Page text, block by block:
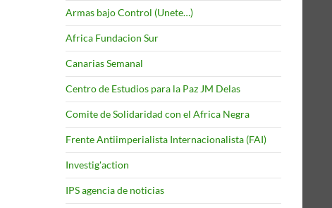
Armas bajo Control (Unete…)
Africa Fundacion Sur
Canarias Semanal
Centro de Estudios para la Paz JM Delas
Comite de Solidaridad con el Africa Negra
Frente Antiimperialista Internacionalista (FAI)
Investig'action
IPS agencia de noticias